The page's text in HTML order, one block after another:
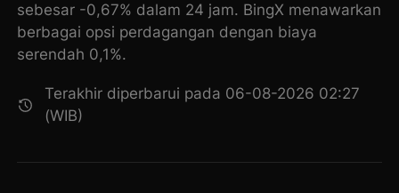
sebesar -0,67% dalam 24 jam. BingX menawarkan
berbagai opsi perdagangan dengan biaya
serendah 0,1%.
Terakhir diperbarui pada 06-08-2026 02:27
(WIB)